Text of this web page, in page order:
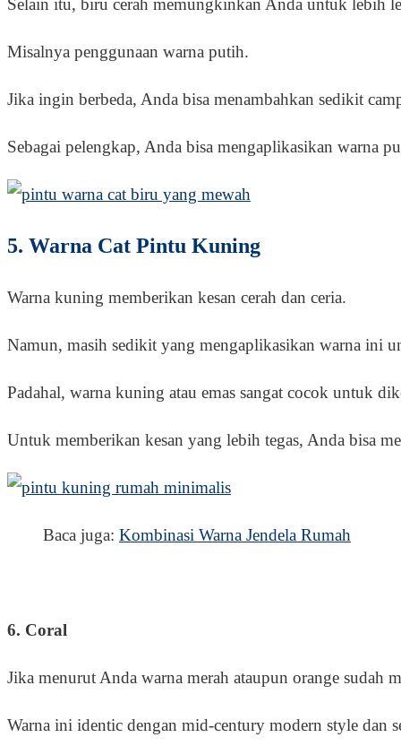
Selain itu, biru cerah memungkinkan Anda untuk lebih
Misalnya penggunaan warna putih.
Jika ingin berbeda, Anda bisa menambahkan sedikit
Sebagai pelengkap, Anda bisa mengaplikasikan warna
5. Warna Cat Pintu Kuning
Warna kuning memberikan kesan cerah dan ceria.
Namun, masih sedikit yang mengaplikasikan warna ini
Padahal, warna kuning atau emas sangat cocok untuk
Untuk memberikan kesan yang lebih tegas, Anda bisa
Baca juga: Kombinasi Warna Jendela Rumah
6. Coral
Jika menurut Anda warna merah ataupun orange sudah
Warna ini identic dengan mid-century modern style dan